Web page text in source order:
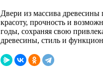
Двери из массива древесины
красоту, прочность и
годы, сохраняя свою
древесины, стиль и